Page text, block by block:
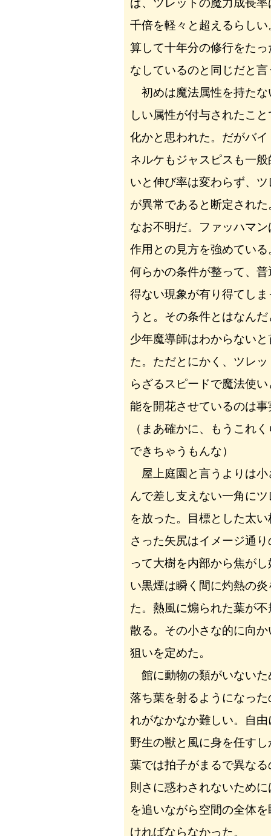
ば、ツレットの魔力成長
千倍を軽々と超えるらし
算して十年分の修行をた
なしているのと同じだと言
初めは魔法属性を持たな
しい属性が付与されたこ
化かと思われた。だがバ
ネルケもジャスピスも一
いと伸び率は変わらず、
が異常であると断定され
なお不明だ。ファッハマ
作用との見方を強めてい
何らかの条件が整って、
得ない現象が有り得てし
うと。その条件とはなん
少年魔導師はわからない
た。ただとにかく、ツレ
らざるスピードで魔法使
能を開花させているのは
（まあ確かに、もうこれ
できちゃうもんな）
屋上庭園と言うよりは小
んで差し支えない一角に
を放った。目標とした太
さった矢尻はイメージ通
って大樹を内部から焦が
い黒煙は瞬く間に灼熱の
た。熱風に煽られた葉が
散る。その小さな的に向
狙いを定めた。
館に動物の類がいないた
落ち葉を射るようになっ
れがなかなか難しい。自
野生の獣と風に身を任す
葉では拍子がまるで異な
則さに惑わされないため
を追いながら空間の全体
ければならなかった。